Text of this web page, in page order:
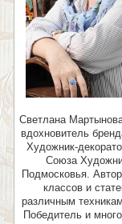
Светлана
вдохновитель
Художник-
Союза
Подмосковья.
классов и
различным
Победитель и